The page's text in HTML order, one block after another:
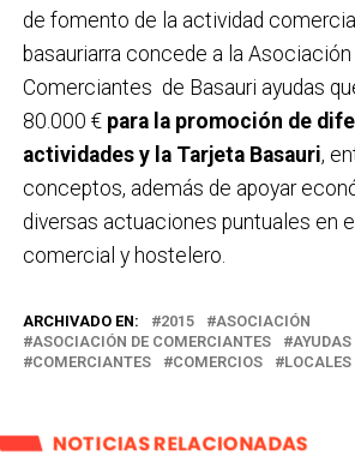
de fomento de la actividad
basauriarra concede a la Asociación
Comerciantes de Basauri ayudas
80.000 € para la promoción de
actividades y la Tarjeta Basauri,
conceptos, además de apoyar
diversas actuaciones puntuales en
comercial y hostelero.
ARCHIVADO EN: 2015
ASOCIACIÓN
ASOCIACIÓN DE COMERCIANTES
AYUDAS
COMERCIANTES
COMERCIOS LOCALES
NOTICIAS RELACIONADAS